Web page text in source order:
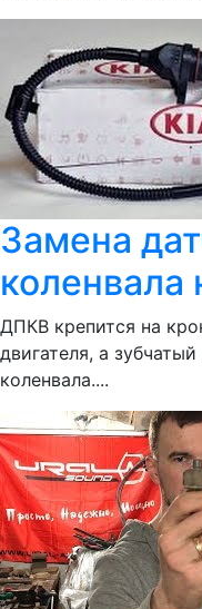
Замена
коленвала
ДПКВ крепится на
двигателя, а
коленвала....